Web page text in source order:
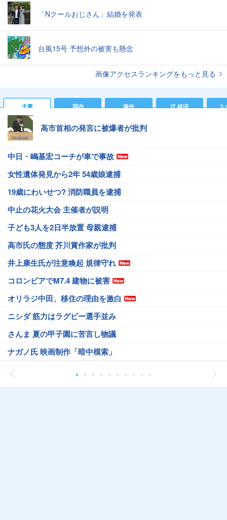
「Nクールおじさん」結婚を発表
台風15号 予想外の被害も懸念
画像アクセスランキングをもっと見る
主要 国内 海外 IT 経済 ス
高市首相の発言に被爆者が批判
中日・嶋基宏コーチが車で事故
女性遺体発見から2年 54歳娘逮捕
19歳にわいせつ? 消防職員を逮捕
中止の花火大会 主催者が説明
子ども3人を2日半放置 母親逮捕
高市氏の態度 芥川賞作家が批判
井上康生氏が注意喚起 規律守れ
コロンビアでM7.4 建物に被害
オリラジ中田、移住の理由を激白
ニシダ 筋力はラグビー選手並み
さんま 夏の甲子園に苦言し物議
ナガノ氏 映画制作「暗中模索」